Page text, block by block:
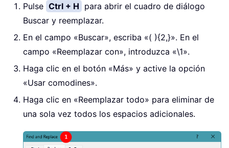
Pulse Ctrl + H para abrir el cuadro de diálogo
Buscar y reemplazar.
En el campo «Buscar», escriba «( ){2,}». En el
campo «Reemplazar con», introduzca «\1».
Haga clic en el botón «Más» y active la opción
«Usar comodines».
Haga clic en «Reemplazar todo» para eliminar de
una sola vez todos los espacios adicionales.